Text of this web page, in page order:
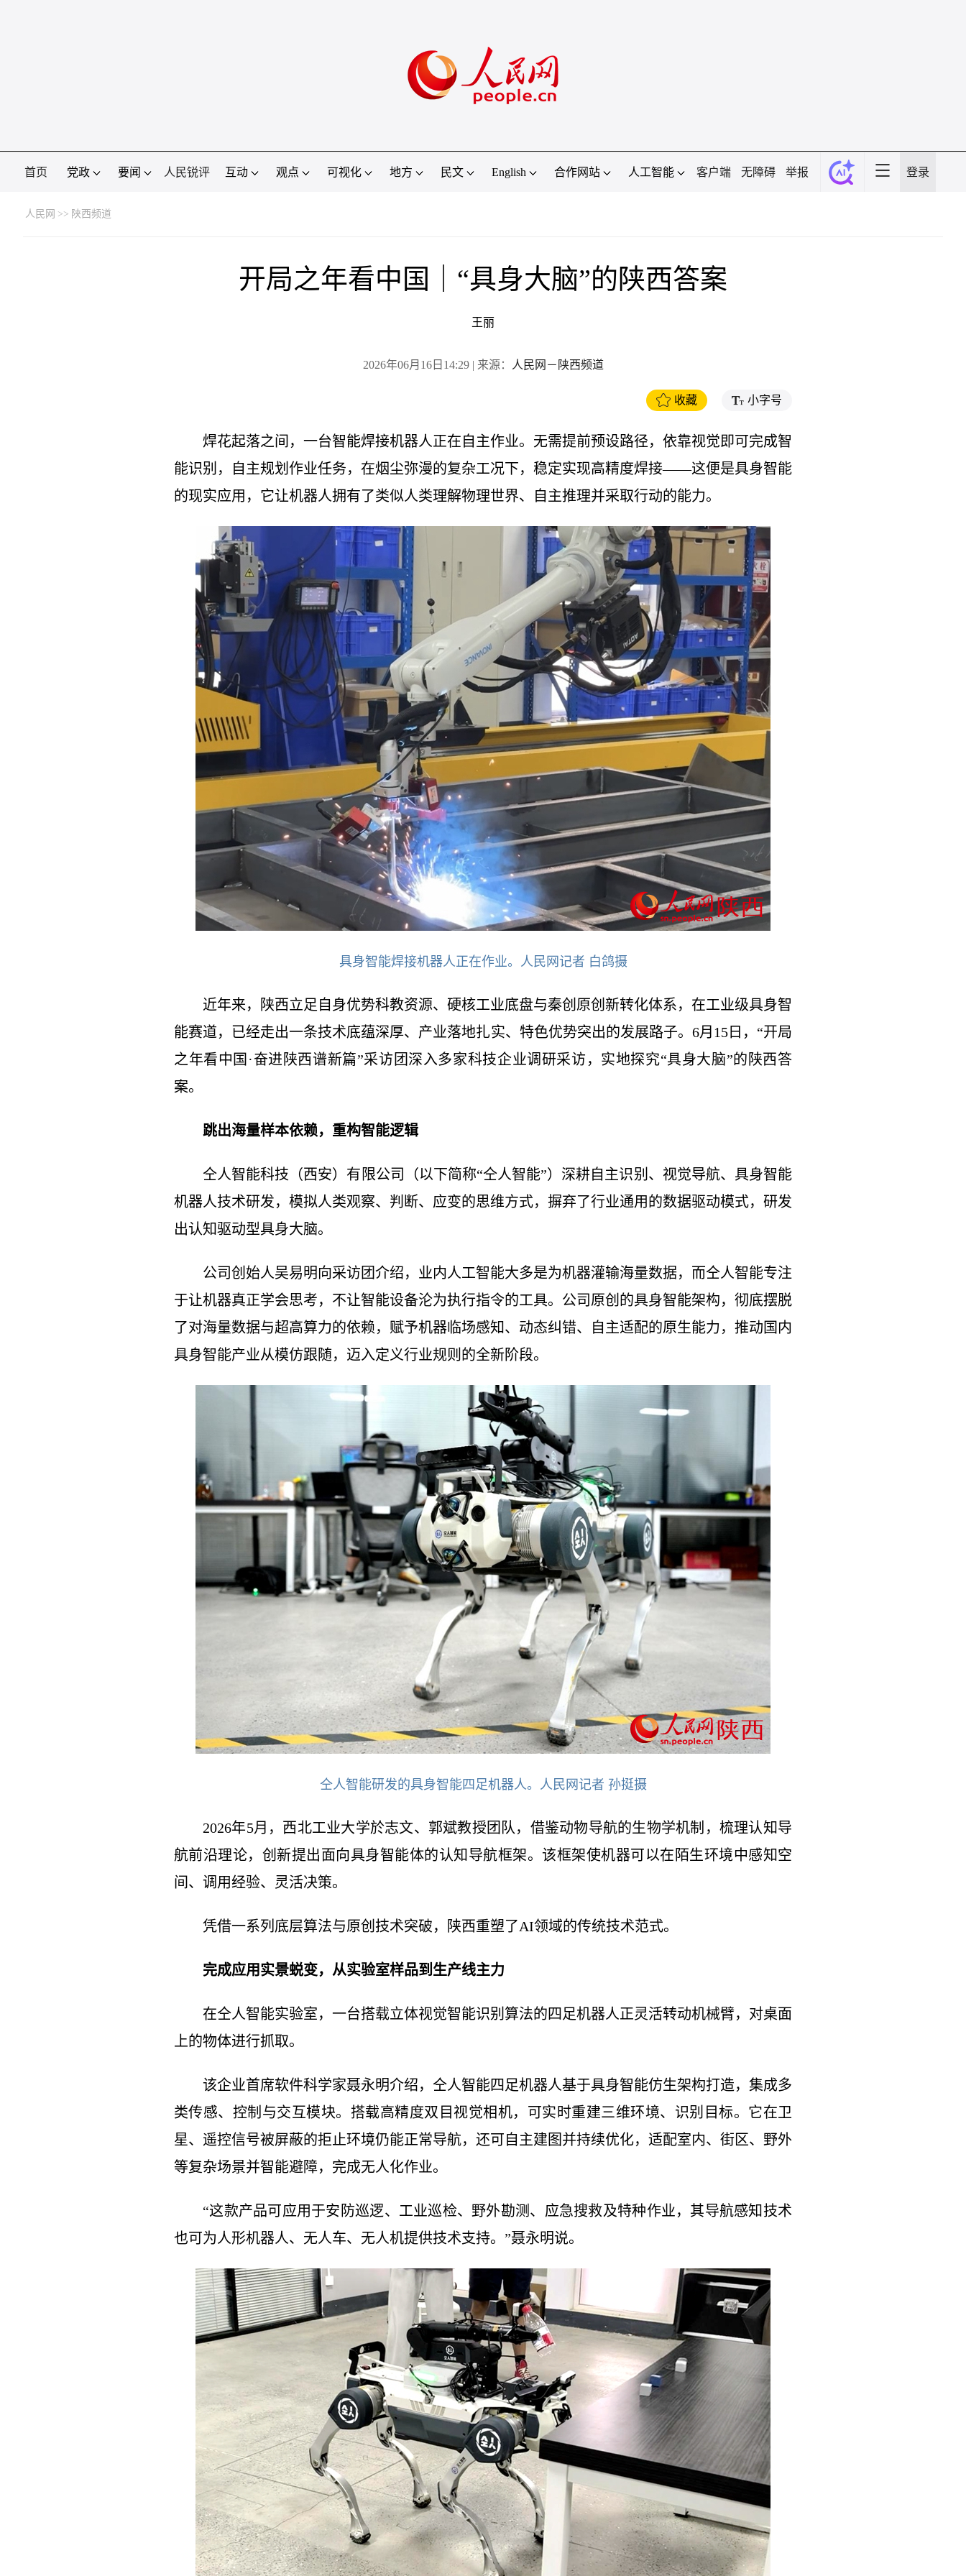
首页 党政 要闻 人民锐评 互动 观点 可视化 地方 民文 English 合作网站 人工智能 客户端 无障碍 举报 登录
人民网 >> 陕西频道
开局之年看中国｜“具身大脑”的陕西答案
王丽
2026年06月16日14:29| 来源： 人民网－陕西频道
收藏 小字号
焊花起落之间，一台智能焊接机器人正在自主作业。无需提前预设路径，依靠视觉即可完成智
能识别，自主规划作业任务，在烟尘弥漫的复杂工况下，稳定实现高精度焊接——这便是具身智能
的现实应用，它让机器人拥有了类似人类理解物理世界、自主推理并采取行动的能力。
具身智能焊接机器人正在作业。人民网记者 白鸽摄
近年来，陕西立足自身优势科教资源、硬核工业底盘与秦创原创新转化体系，在工业级具身智
能赛道，已经走出一条技术底蕴深厚、产业落地扎实、特色优势突出的发展路子。6月15日，“开局
之年看中国·奋进陕西谱新篇”采访团深入多家科技企业调研采访，实地探究“具身大脑”的陕西答
案。
跳出海量样本依赖，重构智能逻辑
仝人智能科技（西安）有限公司（以下简称“仝人智能”）深耕自主识别、视觉导航、具身智能
机器人技术研发，模拟人类观察、判断、应变的思维方式，摒弃了行业通用的数据驱动模式，研发
出认知驱动型具身大脑。
公司创始人吴易明向采访团介绍，业内人工智能大多是为机器灌输海量数据，而仝人智能专注
于让机器真正学会思考，不让智能设备沦为执行指令的工具。公司原创的具身智能架构，彻底摆脱
了对海量数据与超高算力的依赖，赋予机器临场感知、动态纠错、自主适配的原生能力，推动国内
具身智能产业从模仿跟随，迈入定义行业规则的全新阶段。
仝人智能研发的具身智能四足机器人。人民网记者 孙挺摄
2026年5月，西北工业大学於志文、郭斌教授团队，借鉴动物导航的生物学机制，梳理认知导
航前沿理论，创新提出面向具身智能体的认知导航框架。该框架使机器可以在陌生环境中感知空
间、调用经验、灵活决策。
凭借一系列底层算法与原创技术突破，陕西重塑了AI领域的传统技术范式。
完成应用实景蜕变，从实验室样品到生产线主力
在仝人智能实验室，一台搭载立体视觉智能识别算法的四足机器人正灵活转动机械臂，对桌面
上的物体进行抓取。
该企业首席软件科学家聂永明介绍，仝人智能四足机器人基于具身智能仿生架构打造，集成多
类传感、控制与交互模块。搭载高精度双目视觉相机，可实时重建三维环境、识别目标。它在卫
星、遥控信号被屏蔽的拒止环境仍能正常导航，还可自主建图并持续优化，适配室内、街区、野外
等复杂场景并智能避障，完成无人化作业。
“这款产品可应用于安防巡逻、工业巡检、野外勘测、应急搜救及特种作业，其导航感知技术
也可为人形机器人、无人车、无人机提供技术支持。”聂永明说。